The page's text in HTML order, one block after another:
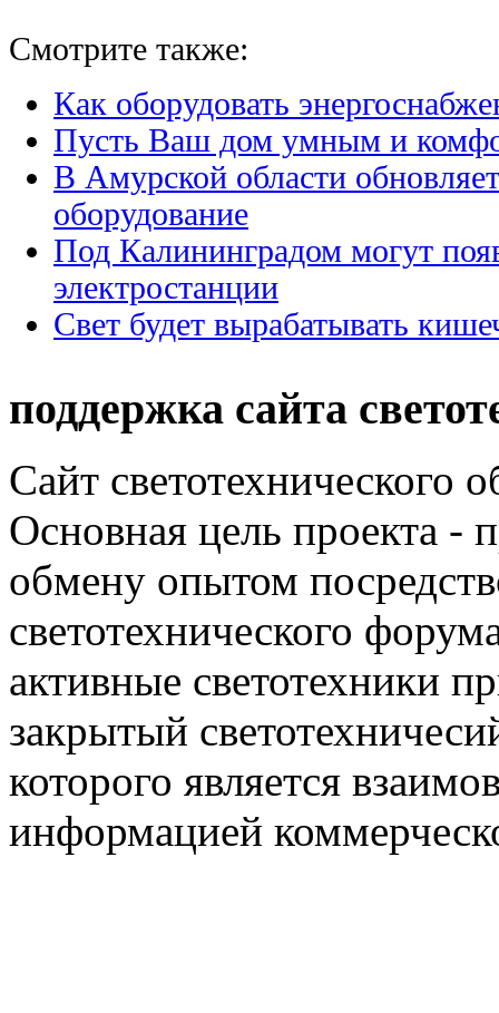
Смотрите также:
Как оборудовать
Пусть Ваш дом умным и
В Амурской области
оборудование
Под Калининградом могут
электростанции
Свет будет вырабатывать
поддержка сайта
Сайт светотехнического
Основная цель проекта -
обмену опытом
светотехнического
активные светотехники
закрытый
которого является
информацией